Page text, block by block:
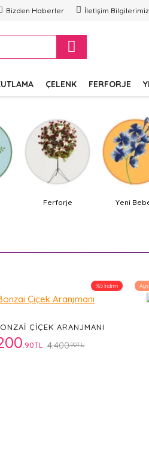
Bizden Haberler İletişim Bilgilerimiz
ÇELENK FERFORJE
Ferforje Yeni
%5 İndirim
ÇIÇEK ARANJMANI
.90TL 4.400.90TL